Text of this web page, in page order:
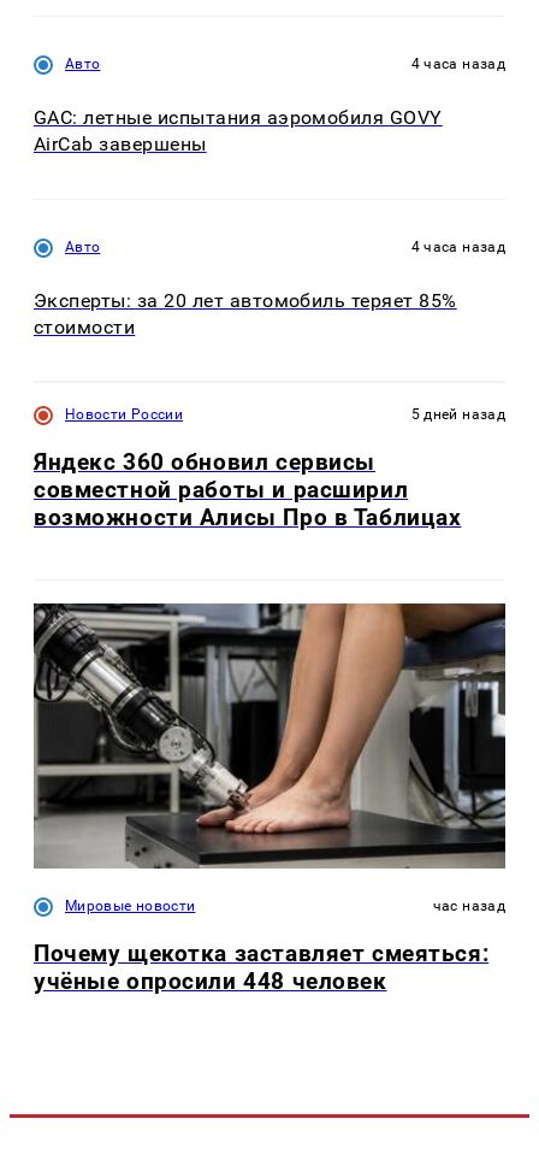
Авто 4 часа назад
GAC: летные испытания аэромобиля GOVY
AirCab завершены
Авто 4 часа назад
Эксперты: за 20 лет автомобиль теряет 85%
стоимости
Новости России 5 дней назад
Яндекс 360 обновил сервисы
совместной работы и расширил
возможности Алисы Про в Таблицах
Мировые новости час назад
Почему щекотка заставляет смеяться:
учёные опросили 448 человек